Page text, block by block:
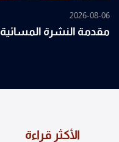
2026-08-06
مقدمة النشرة المسائية 06-08-2026
الأكثر قراءة